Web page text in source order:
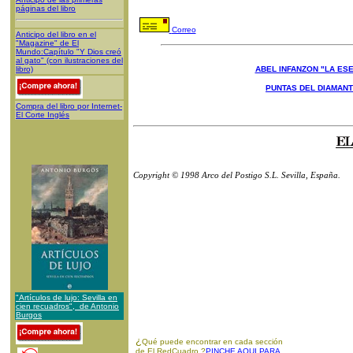
páginas del libro
Anticipo del libro en el
"Magazine" de El
Mundo:Capítulo "Y Dios creó
al gato" (con ilustraciones del
libro)
Compra del libro por Internet-
El Corte Inglés
"Artículos de lujo: Sevilla en
cien recuadros", de Antonio
Burgos
Correo
ABEL INFANZON "LA
PUNTAS DEL
Copyright © 1998 Arco del Postigo S.L. Sevilla, España.
¿ Qué puede encontrar en cada sección
de El RedCuadro ?PINCHE AQUI PARA